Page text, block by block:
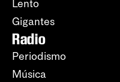
Lento
Gigantes
Radio
Periodismo
Música